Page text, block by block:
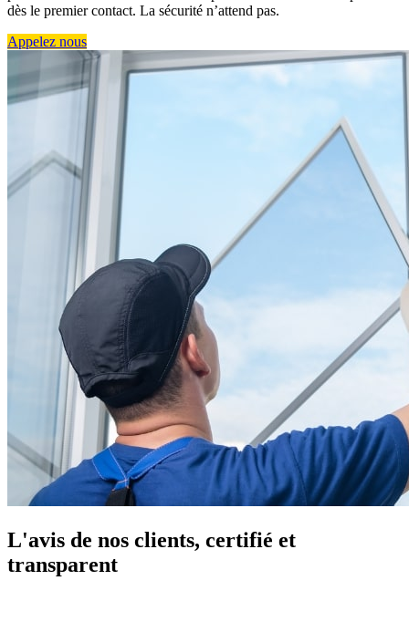
dès le premier contact. La sécurité n’attend pas.
Appelez nous
L'avis de nos clients, certifié et
transparent